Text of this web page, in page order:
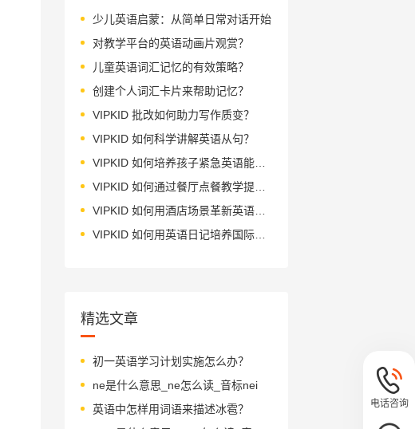
少儿英语启蒙：从简单日常对话开始
对教学平台的英语动画片观赏？
儿童英语词汇记忆的有效策略？
创建个人词汇卡片来帮助记忆？
VIPKID 批改如何助力写作质变？
VIPKID 如何科学讲解英语从句？
VIPKID 如何培养孩子紧急英语能力？
VIPKID 如何通过餐厅点餐教学提升少儿英语应用能力？
VIPKID 如何用酒店场景革新英语教学？
VIPKID 如何用英语日记培养国际化人才？
精选文章
初一英语学习计划实施怎么办？
ne是什么意思_ne怎么读_音标nei
英语中怎样用词语来描述冰雹？
电话咨询